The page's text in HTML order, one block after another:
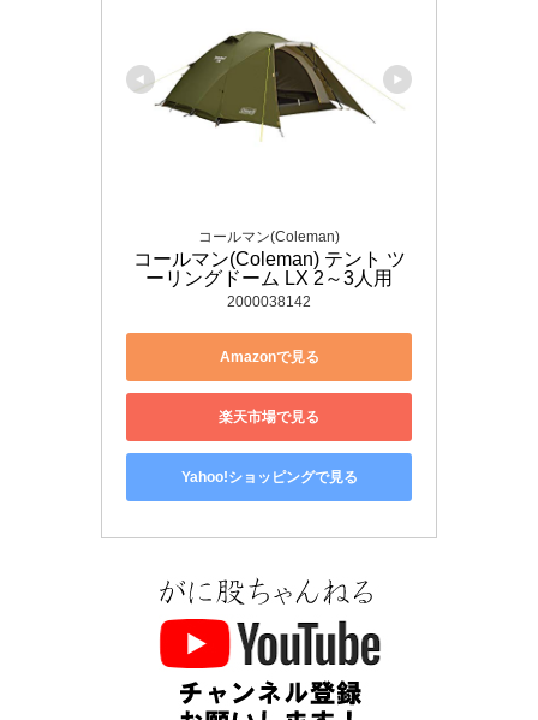
コールマン(Coleman)
コールマン(Coleman) テント ツ
ーリングドーム LX 2～3人用
2000038142
Amazonで見る
楽天市場で見る
Yahoo!ショッピングで見る